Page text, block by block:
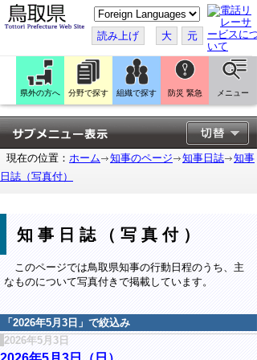
こ
の
ペ
ー
ジ
翻
訳
す
る
読み上げ 大 元
県外の方へ 分野で探す 組織で探す 防災 緊急 メニュー
現在の位置： ホーム 知事のページ 知事日誌
知事
日誌（写真付）
知事日誌（写真付）
このページでは鳥取県知事の行動日程のうち、主
なものについて写真付きで掲載しています。
「 2026年5月3日 」で絞込み
2026年5月3日